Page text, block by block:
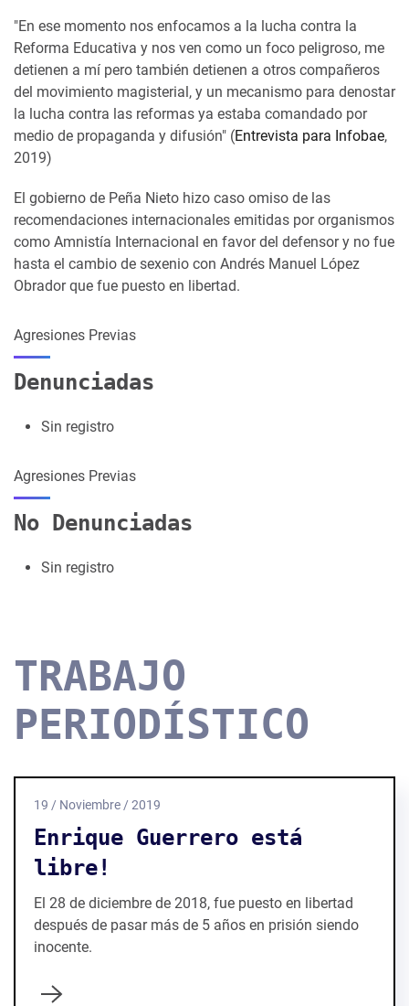
"En ese momento nos enfocamos a la lucha contra la
Reforma Educativa y nos ven como un foco peligroso, me
detienen a mí pero también detienen a otros compañeros
del movimiento magisterial, y un mecanismo para denostar
la lucha contra las reformas ya estaba comandado por
medio de propaganda y difusión" (Entrevista para Infobae,
2019)
El gobierno de Peña Nieto hizo caso omiso de las
recomendaciones internacionales emitidas por organismos
como Amnistía Internacional en favor del defensor y no fue
hasta el cambio de sexenio con Andrés Manuel López
Obrador que fue puesto en libertad.
Agresiones Previas
Denunciadas
Sin registro
Agresiones Previas
No Denunciadas
Sin registro
TRABAJO
PERIODÍSTICO
19 / Noviembre / 2019
Enrique Guerrero está
libre!
El 28 de diciembre de 2018, fue puesto en libertad
después de pasar más de 5 años en prisión siendo
inocente.